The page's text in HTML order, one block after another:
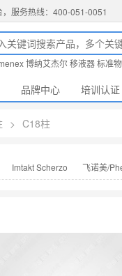
服务热线：400-051-0051
博纳艾杰尔移液器标准
品牌中心 培训认证
> C18柱
Imtakt Scherzo 飞诺美/